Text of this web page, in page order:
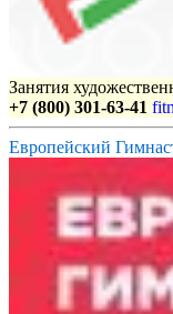
Занятия
+7 (800) 301-63-41
Европейский